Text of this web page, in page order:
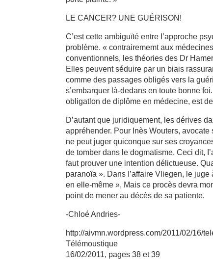
LE CANCER? UNE GUÉRISON!
C’est cette ambiguïté entre I’approche
problème. « contrairememt aux
conventionnels, les théories des Dr
Elles peuvent séduire par un biais
comme des passages obligés vers la
s’embarquer là-dedans en toute bonne
obligatlon de diplôme en médecine, est
D’autant que juridiquement, les dérives
appréhender. Pour Inès Wouters,
ne peut juger quiconque sur ses
de tomber dans le dogmatisme. Ceci dit,
faut prouver une intention délictueuse.
paranoïa ». Dans I’affaire Vliegen, le
en elle-même », Mais ce procès devra
point de mener au décès de sa patiente.
-Chloé Andries-
http://aivmn.wordpress.com/2011/02/16/
Télémoustique
16/02/2011, pages 38 et 39